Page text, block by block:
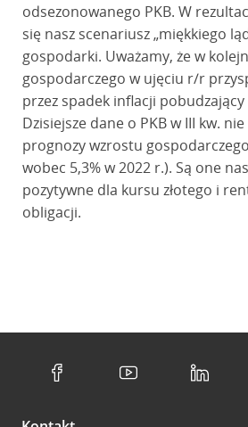
odsezonowanego PKB. W
się nasz scenariusz „miękkiego
gospodarki. Uważamy, że w
gospodarczego w ujęciu r/r
przez spadek inflacji
Dzisiejsze dane o PKB w III kw.
prognozy wzrostu
wobec 5,3% w 2022 r.). Są one
pozytywne dla kursu złotego i
obligacji.